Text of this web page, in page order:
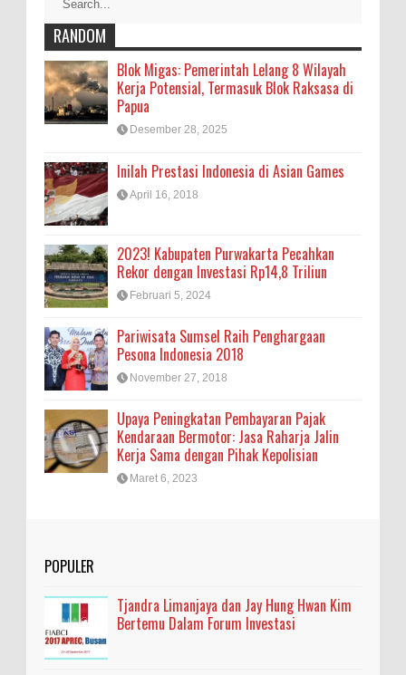
RANDOM
Blok Migas: Pemerintah Lelang 8 Wilayah
Kerja Potensial, Termasuk Blok Raksasa di
Papua
Desember 28, 2025
Inilah Prestasi Indonesia di Asian Games
April 16, 2018
2023! Kabupaten Purwakarta Pecahkan
Rekor dengan Investasi Rp14,8 Triliun
Februari 5, 2024
Pariwisata Sumsel Raih Penghargaan
Pesona Indonesia 2018
November 27, 2018
Upaya Peningkatan Pembayaran Pajak
Kendaraan Bermotor: Jasa Raharja Jalin
Kerja Sama dengan Pihak Kepolisian
Maret 6, 2023
POPULER
Tjandra Limanjaya dan Jay Hung Hwan Kim
Bertemu Dalam Forum Investasi